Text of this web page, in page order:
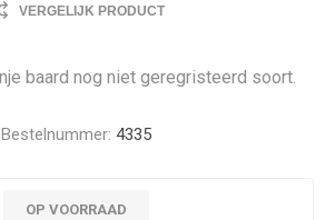
VERGELIJK PRODUCT
baard nog niet geregristeerd soort.
Bestelnummer: 4335
OP VOORRAAD